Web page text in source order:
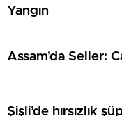
Yangın
Assam’da Seller:
Şişli’de hırsızlık